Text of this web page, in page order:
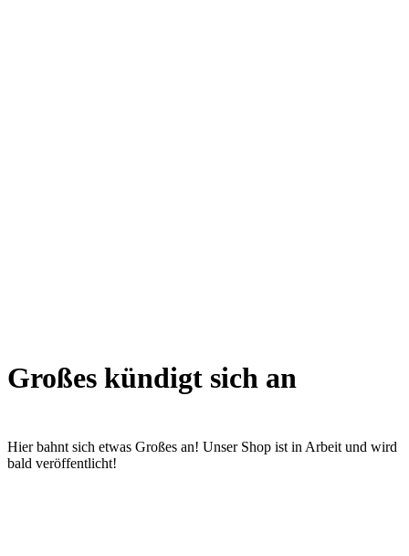
Großes kündigt sich an
Hier bahnt sich etwas Großes an! Unser Shop ist in Arbeit und wird
bald veröffentlicht!